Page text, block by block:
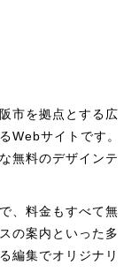
市を拠点とする広
Webサイトです。
無料のデザインテ
、料金もすべて無
の案内といった多
編集でオリジナリ